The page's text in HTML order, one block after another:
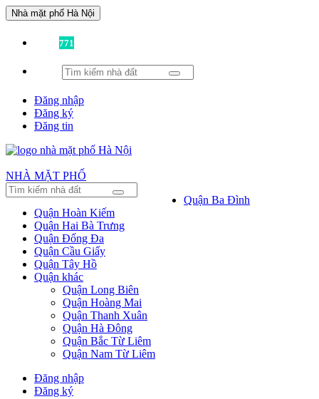
Nhà mặt phố Hà Nội
771
Đăng nhập
Đăng ký
Đăng tin
NHÀ MẶT PHỐ
Quận Ba Đình
Quận Hoàn Kiếm
Quận Hai Bà Trưng
Quận Đống Đa
Quận Cầu Giấy
Quận Tây Hồ
Quận khác
Quận Long Biên
Quận Hoàng Mai
Quận Thanh Xuân
Quận Hà Đông
Quận Bắc Từ Liêm
Quận Nam Từ Liêm
Đăng nhập
Đăng ký